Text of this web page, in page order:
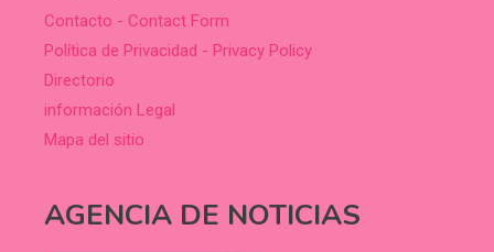
Contacto - Contact Form
Política de Privacidad - Privacy Policy
Directorio
información Legal
Mapa del sitio
AGENCIA DE NOTICIAS